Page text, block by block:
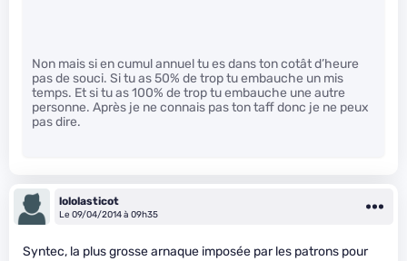
Non mais si en cumul annuel tu es dans ton cotât d’heure
pas de souci. Si tu as 50% de trop tu embauche un mis
temps. Et si tu as 100% de trop tu embauche une autre
personne. Après je ne connais pas ton taff donc je ne peux
pas dire.
lololasticot
Le 09/04/2014 à 09h35
Syntec, la plus grosse arnaque imposée par les patrons pour